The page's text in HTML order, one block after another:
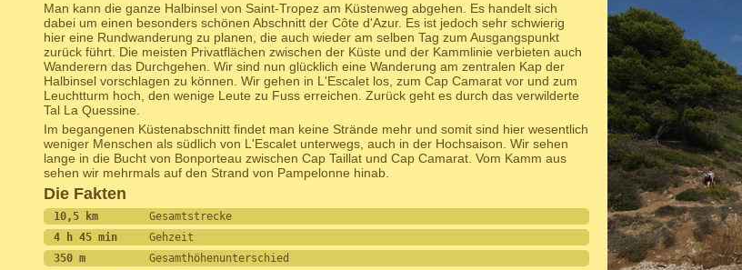
Man kann die ganze Halbinsel von Saint-Tropez am Küstenweg abgehen. Es handelt sich
dabei um einen besonders schönen Abschnitt der Côte d'Azur. Es ist jedoch sehr schwierig
hier eine Rundwanderung zu planen, die auch wieder am selben Tag zum Ausgangspunkt
zurück führt. Die meisten Privatflächen zwischen der Küste und der Kammlinie verbieten auch
Wanderern das Durchgehen. Wir sind nun glücklich eine Wanderung am zentralen Kap der
Halbinsel vorschlagen zu können. Wir gehen in L'Escalet los, zum Cap Camarat vor und zum
Leuchtturm hoch, den wenige Leute zu Fuss erreichen. Zurück geht es durch das verwilderte
Tal La Quessine.
Im begangenen Küstenabschnitt findet man keine Strände mehr und somit sind hier wesentlich
weniger Menschen als südlich von L'Escalet unterwegs, auch in der Hochsaison. Wir sehen
lange in die Bucht von Bonporteau zwischen Cap Taillat und Cap Camarat. Vom Kamm aus
sehen wir mehrmals auf den Strand von Pampelonne hinab.
Die Fakten
10,5 km Gesamtstrecke
4 h 45 min Gehzeit
350 m Gesamthöhenunterschied